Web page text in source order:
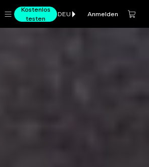
Kostenlos
testen
DEU Anmelden